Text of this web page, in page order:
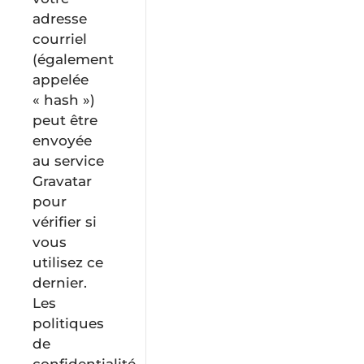
adresse
courriel
(également
appelée
« hash »)
peut être
envoyée
au service
Gravatar
pour
vérifier si
vous
utilisez ce
dernier.
Les
politiques
de